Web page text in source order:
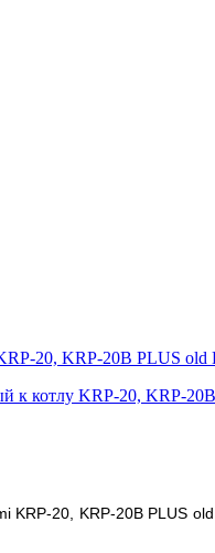
KRP-20, KRP-20B
KRP-20, KRP-20B PLUS